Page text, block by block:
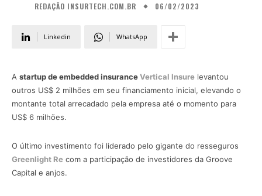
REDAÇÃO INSURTECH.COM.BR 06/02/2023
Linkedin WhatsApp
A startup de embedded insuranceVertical Insure levantou
outros US$ 2 milhões em seu financiamento inicial, elevando o
montante total arrecadado pela empresa até o momento para
US$ 6 milhões.
O último investimento foi liderado pelo gigante do resseguros
Greenlight Re com a participação de investidores da Groove
Capital e anjos.